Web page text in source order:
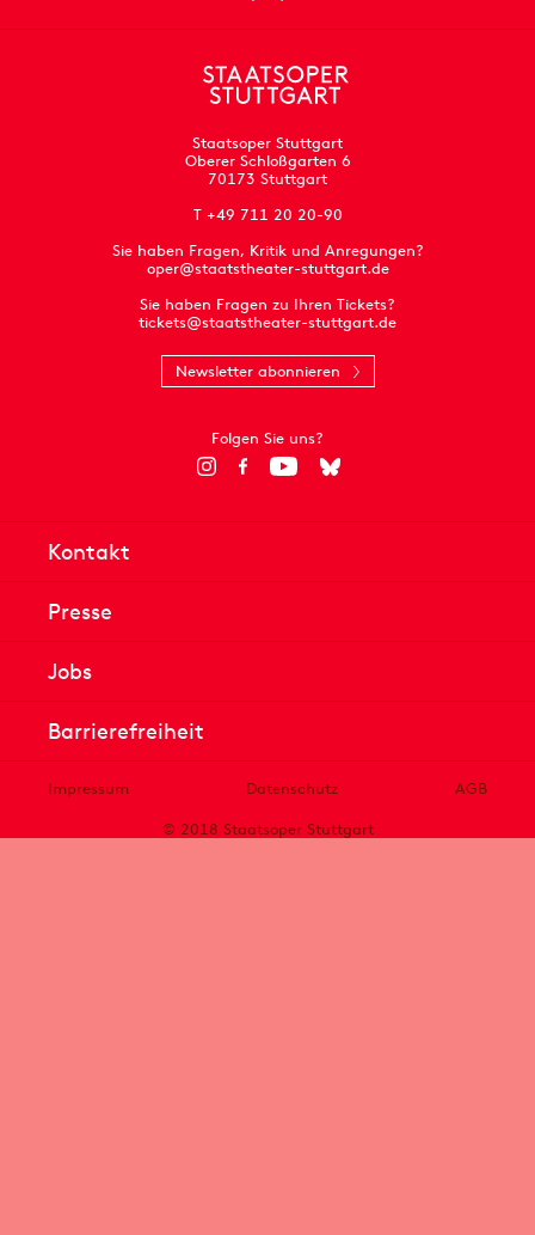
Staatsoper Stuttgart
Oberer Schloßgarten 6
70173 Stuttgart
T +49 711 20 20-90
Sie haben Fragen, Kritik und Anregungen?
oper@staatstheater-stuttgart.de
Sie haben Fragen zu Ihren Tickets?
tickets@staatstheater-stuttgart.de
Newsletter abonnieren
Folgen Sie uns?
Kontakt
Presse
Jobs
Barrierefreiheit
Impressum Datenschutz
AGB
© 2018 Staatsoper Stuttgart